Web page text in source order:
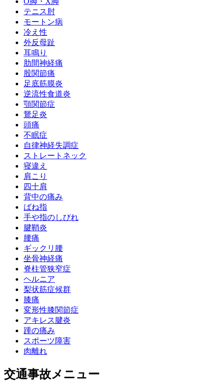
テニス肘
モートン病
冷え性
外反母趾
耳鳴り
肋間神経痛
股関節痛
足底筋膜炎
逆流性食道炎
顎関節症
鵞足炎
頭痛
不眠症
自律神経失調症
ストレートネック
寝違え
肩こり
四十肩
背中の痛み
ばね指
手や指のしびれ
腱鞘炎
腰痛
ギックリ腰
坐骨神経痛
脊柱管狭窄症
ヘルニア
梨状筋症候群
膝痛
変形性膝関節症
アキレス腱炎
踵の痛み
スポーツ障害
肉離れ
交通事故メニュー